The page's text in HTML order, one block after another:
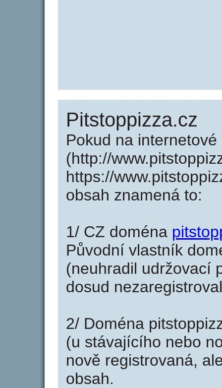
Pitstoppizza.cz
Pokud na
(http://
https://
obsah znamená to:
1/ CZ doména
Původní vlastník
(neuhradil udržovací
dosud
2/ Doména
(u stávajícího nebo
nově registrovaná,
obsah.